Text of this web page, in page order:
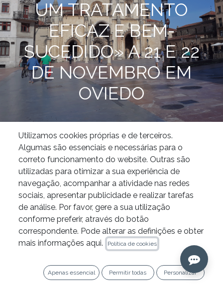
UM TRATAMENTO
EFICAZ E BEM-
SUCEDIDO» A 21 E 22
DE NOVEMBRO EM
OVIEDO
Endodontia Curso «Endodontia moderna: novas técnicas e novos protocolos para um tratamento eficaz e bem-sucedido» a 21 e 22 de novembro em Oviedo
O curso «Endodontia moderna:
novas técnicas e novos protocolos
para um tratamento mais eficaz e
bem-sucedido» terá lugar nos dias
21 e 22 de novembro, em Oviedo.
Organizado pela IPG Academy, em
colaboração com oIlustre Colegio
Estomatólogos de Asturias , este
Utilizamos cookies próprias e de terceiros.
Algumas são essenciais e necessárias para o
correto funcionamento do website. Outras são
utilizadas para otimizar a sua experiência de
navegação, acompanhar a atividade nas redes
sociais, apresentar publicidade e realizar tarefas
de análise. Por favor, gere a sua utilização
conforme preferir, através do botão
correspondente. Pode alterar as definições e obter
mais informações aqui.
Política de cookies
Apenas essencial Permitir todas Personalizar